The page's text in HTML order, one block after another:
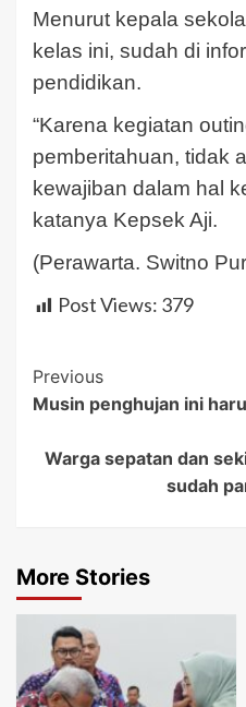
Menurut kepala
kelas ini, sudah di
pendidikan.
“Karena kegiatan
pemberitahuan, tidak
kewajiban dalam hal
katanya Kepsek Aji.
(Perawarta. Switno
Post Views: 379
Post
Navigation
Previous
Musin penghujan ini
Warga sepatan dan
sudah
More Stories